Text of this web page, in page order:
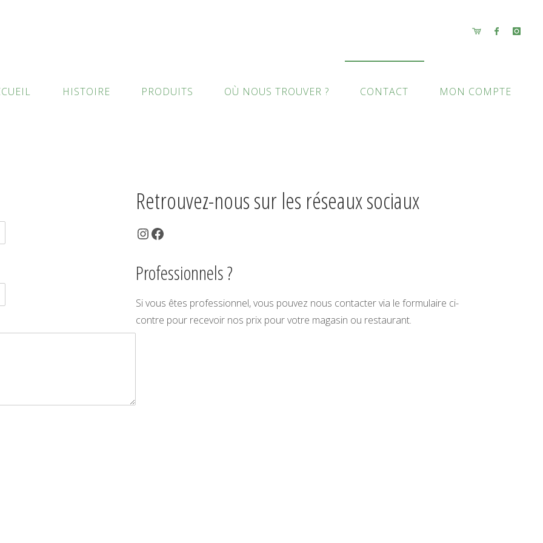
HISTOIRE PRODUITS OÙ NOUS TROUVER ? CONTACT MON COMPTE
Retrouvez-nous sur les réseaux sociaux
InstagramFacebook
Professionnels ?
Si vous êtes professionnel, vous pouvez nous contacter via le formulaire ci-
contre pour recevoir nos prix pour votre magasin ou restaurant.